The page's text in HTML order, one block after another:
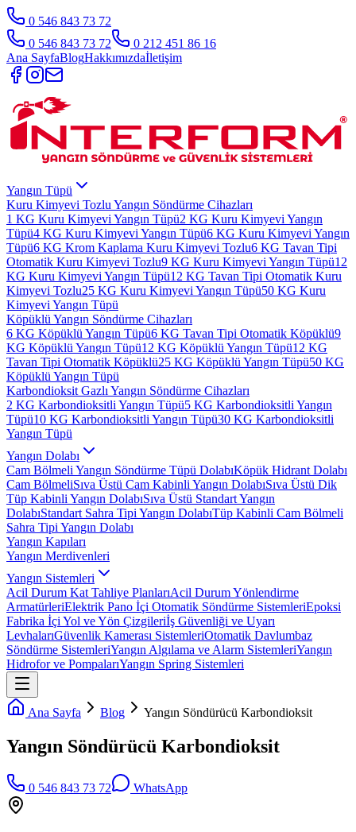
0 546 843 73 72
0 546 843 73 72
0 212 451 86 16
Ana SayfaBlogHakkımızdaİletişim
Yangın Tüpü
Kuru Kimyevi Tozlu Yangın Söndürme Cihazları
1 KG Kuru Kimyevi Yangın Tüpü2 KG Kuru Kimyevi Yangın
Tüpü4 KG Kuru Kimyevi Yangın Tüpü6 KG Kuru Kimyevi Yangın
Tüpü6 KG Krom Kaplama Kuru Kimyevi Tozlu6 KG Tavan Tipi
Otomatik Kuru Kimyevi Tozlu9 KG Kuru Kimyevi Yangın Tüpü12
KG Kuru Kimyevi Yangın Tüpü12 KG Tavan Tipi Otomatik Kuru
Kimyevi Tozlu25 KG Kuru Kimyevi Yangın Tüpü50 KG Kuru
Kimyevi Yangın Tüpü
Köpüklü Yangın Söndürme Cihazları
6 KG Köpüklü Yangın Tüpü6 KG Tavan Tipi Otomatik Köpüklü9
KG Köpüklü Yangın Tüpü12 KG Köpüklü Yangın Tüpü12 KG
Tavan Tipi Otomatik Köpüklü25 KG Köpüklü Yangın Tüpü50 KG
Köpüklü Yangın Tüpü
Karbondioksit Gazlı Yangın Söndürme Cihazları
2 KG Karbondioksitli Yangın Tüpü5 KG Karbondioksitli Yangın
Tüpü10 KG Karbondioksitli Yangın Tüpü30 KG Karbondioksitli
Yangın Tüpü
Yangın Dolabı
Cam Bölmeli Yangın Söndürme Tüpü DolabıKöpük Hidrant Dolabı
Cam BölmeliSıva Üstü Cam Kabinli Yangın DolabıSıva Üstü Dik
Tüp Kabinli Yangın DolabıSıva Üstü Standart Yangın
DolabıStandart Sahra Tipi Yangın DolabıTüp Kabinli Cam Bölmeli
Sahra Tipi Yangın Dolabı
Yangın Kapıları
Yangın Merdivenleri
Yangın Sistemleri
Acil Durum Kat Tahliye PlanlarıAcil Durum Yönlendirme
ArmatürleriElektrik Pano İçi Otomatik Söndürme SistemleriEpoksi
Fabrika İçi Yol ve Yön Çizgileriİş Güvenliği ve Uyarı
LevhalarıGüvenlik Kamerası SistemleriOtomatik Davlumbaz
Söndürme SistemleriYangın Algılama ve Alarm SistemleriYangın
Hidrofor ve PompalarıYangın Spring Sistemleri
Ana Sayfa Blog Yangın Söndürücü Karbondioksit
Yangın Söndürücü Karbondioksit
0 546 843 73 72 WhatsApp